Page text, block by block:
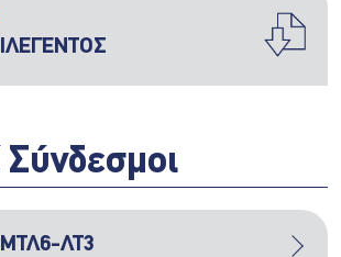
Σύνδεσμοι
ΛΤ3